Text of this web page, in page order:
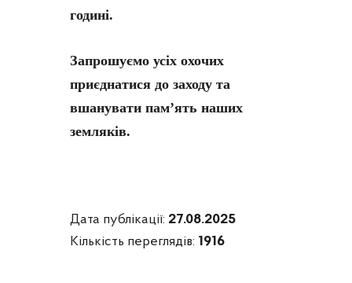
годині.
Запрошуємо усіх охочих
приєднатися до заходу та
вшанувати пам’ять наших
земляків.
Дата публікації: 27.08.2025
Кількість переглядів: 1916